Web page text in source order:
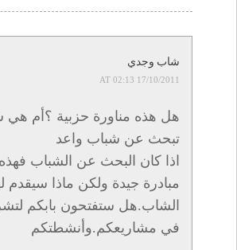
شاب وجدي
17/10/2011 AT 02:13
هل هذه مناورة حزبية ؟أم هي
تبحث عن شباب واعد
اذا كان البحث عن الشباب فهذه
مبادرة جيدة ولكن ماذا سيقدم
الشاب.هل ستفتحون بابكم
في مشاريعكم.وأنشطتكم